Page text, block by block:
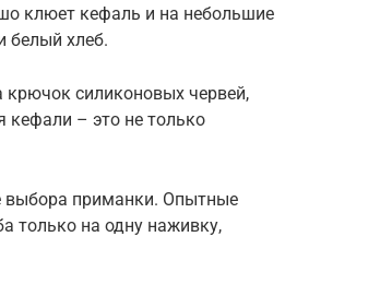
клюет кефаль и на небольшие
белый хлеб.
силиконовых червей,
кефали – это не только
выбора приманки. Опытные
только на одну наживку,